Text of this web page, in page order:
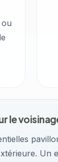
le
Un